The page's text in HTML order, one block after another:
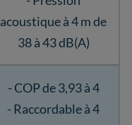
acoustique à 4 m de
38 à 43 dB(A)
- COP de 3,93 à 4
- Raccordable à 4